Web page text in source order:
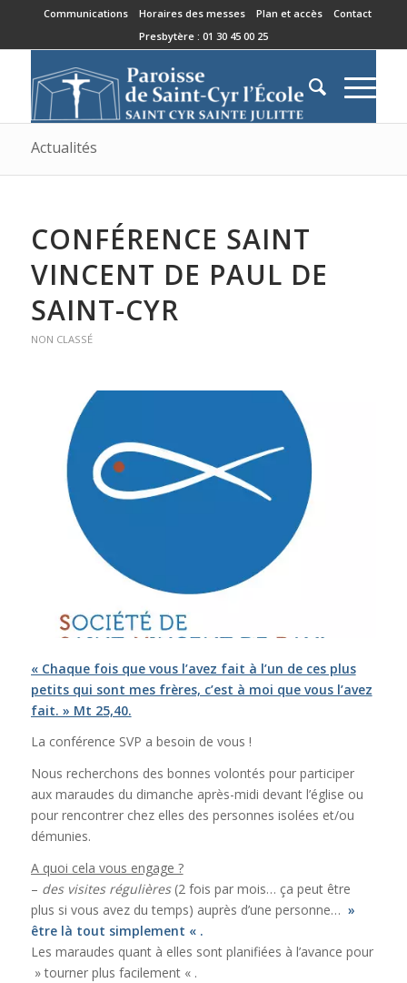
Communications Horaires des messes Plan et accès
Contact
Presbytère : 01 30 45 00 25
Actualités
CONFÉRENCE SAINT
VINCENT DE PAUL DE
SAINT-CYR
NON CLASSÉ
« Chaque fois que vous l’avez fait à l’un de ces plus
petits qui sont mes frères, c’est à moi que vous l’avez
fait. » Mt 25,40.
La conférence SVP a besoin de vous !
Nous recherchons des bonnes volontés pour participer
aux maraudes du dimanche après-midi devant l’église ou
pour rencontrer chez elles des personnes isolées et/ou
démunies.
A quoi cela vous engage ?
– des visites régulières(2 fois par mois… ça peut être
plus si vous avez du temps) auprès d’une personne… »
être là tout simplement « .
Les maraudes quant à elles sont planifiées à l’avance pour
» tourner plus facilement « .